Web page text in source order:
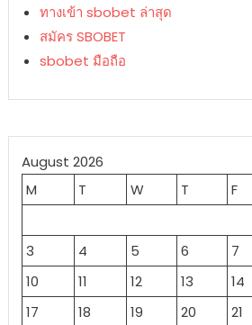
ทางเข้า sbobet ล่าสุด
สมัคร SBOBET
sbobet มือถือ
August 2026
M
T W T F
3
4 5 6 7
10
11 12 13 14
17
18 19 20 21